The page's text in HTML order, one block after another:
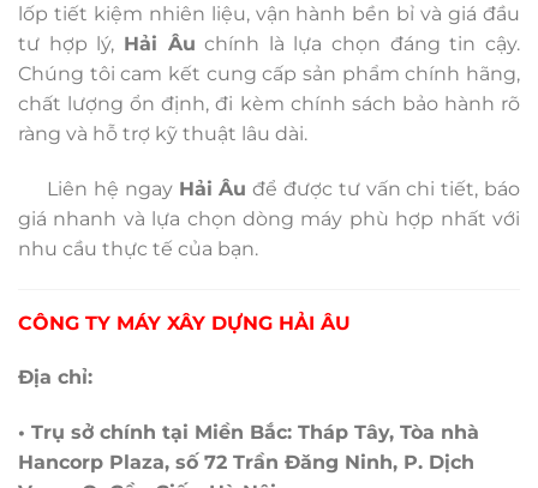
lốp tiết kiệm nhiên liệu, vận hành bền bỉ và giá đầu
tư hợp lý, Hải Âu chính là lựa chọn đáng tin cậy.
Chúng tôi cam kết cung cấp sản phẩm chính hãng,
chất lượng ổn định, đi kèm chính sách bảo hành rõ
ràng và hỗ trợ kỹ thuật lâu dài.
Liên hệ ngay Hải Âu để được tư vấn chi tiết, báo
giá nhanh và lựa chọn dòng máy phù hợp nhất với
nhu cầu thực tế của bạn.
CÔNG TY MÁY XÂY DỰNG HẢI ÂU
Địa chỉ:
• Trụ sở chính tại Miền Bắc: Tháp Tây, Tòa nhà
Hancorp Plaza, số 72 Trần Đăng Ninh, P. Dịch